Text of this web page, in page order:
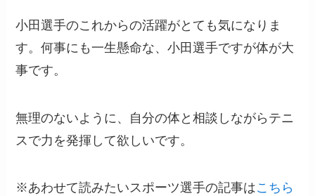
小田選手のこれからの活躍がとても気になりま
す。何事にも一生懸命な、小田選手ですが体が大
事です。
無理のないように、自分の体と相談しながらテニ
スで力を発揮して欲しいです。
※あわせて読みたいスポーツ選手の記事はこちら